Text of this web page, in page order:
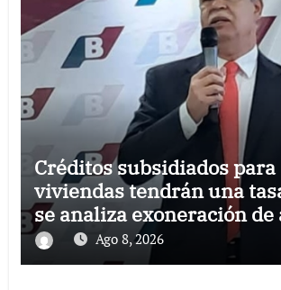
Créditos subsidiados para
viviendas tendrán una
se analiza exoneración de
Ago 8, 2026